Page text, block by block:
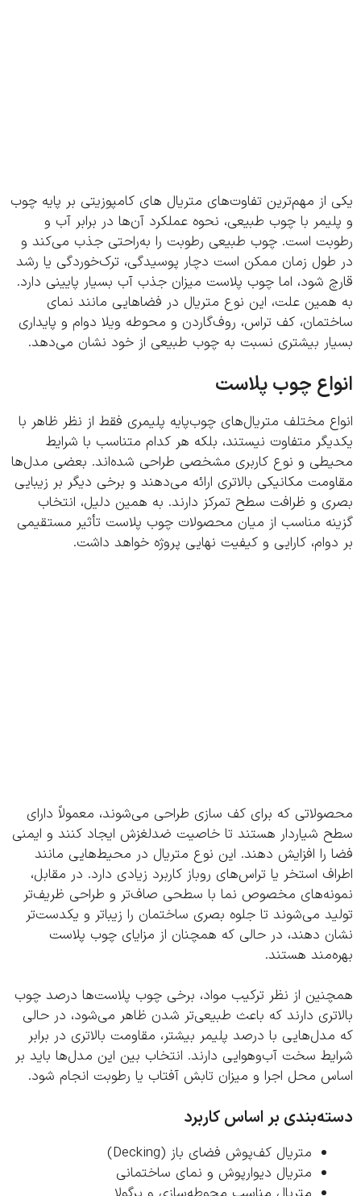
از مهم‌ترین تفاوت‌های متریال‌ های کامپوزیتی بر پایه چوب
با چوب طبیعی، نحوه عملکرد آن‌ها در برابر آب و
است. چوب طبیعی رطوبت را به‌راحتی جذب می‌کند و
زمان ممکن است دچار پوسیدگی، ترک‌خوردگی یا رشد
شود، اما چوب پلاست میزان جذب آب بسیار پایینی دارد.
علت، این نوع متریال در فضاهایی مانند نمای
کف تراس، روف‌گاردن و محوطه ویلا دوام و پایداری
بیشتری نسبت به چوب طبیعی از خود نشان می‌دهد.
چوب پلاست
مختلف متریال‌های چوب‌پایه پلیمری فقط از نظر ظاهر با
متفاوت نیستند، بلکه هر کدام متناسب با شرایط
و نوع کاربری مشخصی طراحی شده‌اند. بعضی مدل‌ها
مکانیکی بالاتری ارائه می‌دهند و برخی دیگر بر زیبایی
و ظرافت سطح تمرکز دارند. به همین دلیل، انتخاب
مناسب از میان محصولات چوب پلاست تأثیر مستقیمی
کارایی و کیفیت نهایی پروژه خواهد داشت.
که برای کف‌ سازی طراحی می‌شوند، معمولاً دارای
شیاردار هستند تا خاصیت ضدلغزش ایجاد کنند و ایمنی
را افزایش دهند. این نوع متریال در محیط‌هایی مانند
استخر یا تراس‌های روباز کاربرد زیادی دارد. در مقابل،
مخصوص نما با سطحی صاف‌تر و طراحی ظریف‌تر
می‌شوند تا جلوه بصری ساختمان را زیباتر و یکدست‌تر
دهند، در حالی که همچنان از مزایای چوب پلاست
هستند.
از نظر ترکیب مواد، برخی چوب پلاست‌ها درصد چوب
دارند که باعث طبیعی‌تر شدن ظاهر می‌شود، در حالی
با درصد پلیمر بیشتر، مقاومت بالاتری در برابر
سخت آب‌وهوایی دارند. انتخاب بین این مدل‌ها باید بر
محل اجرا و میزان تابش آفتاب یا رطوبت انجام شود.
بر اساس کاربرد
متریال کف‌پوش فضای باز (Decking)
متریال دیوارپوش و نمای ساختمانی